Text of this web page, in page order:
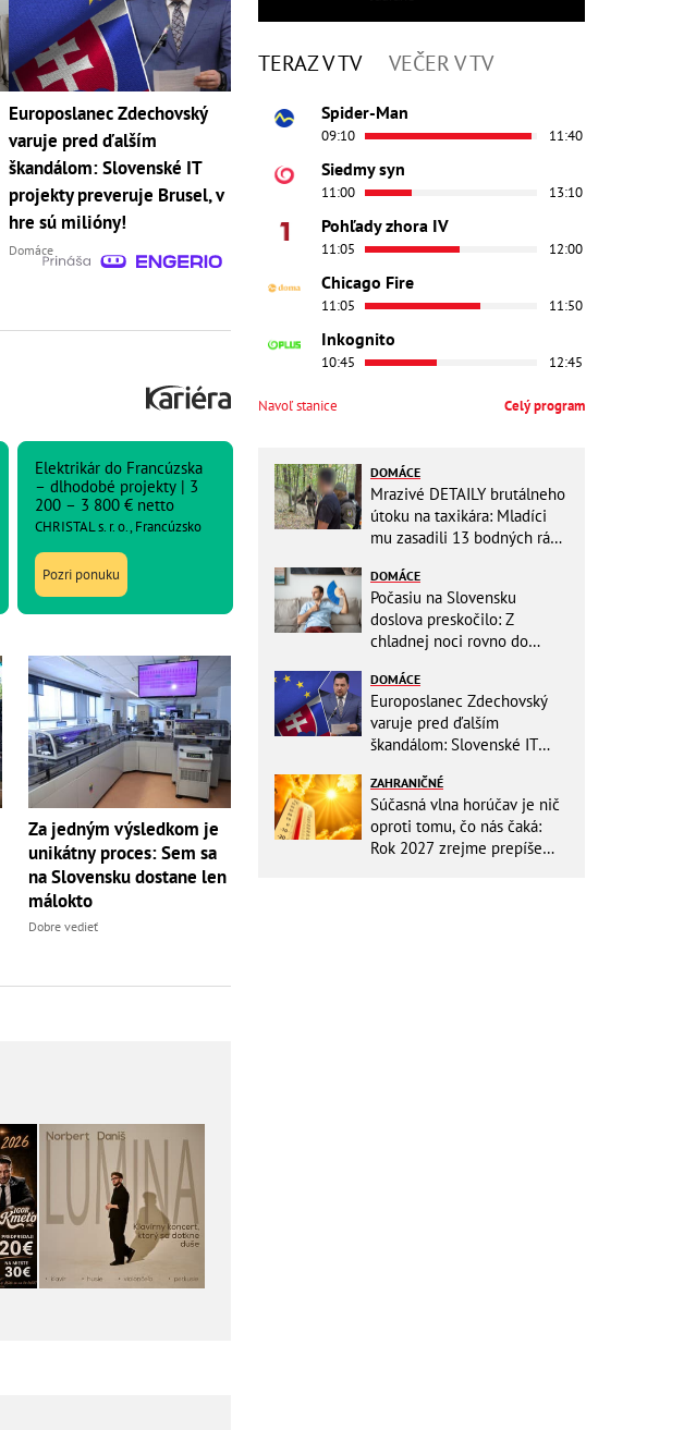
Europoslanec Zdechovský
varuje pred ďalším
škandálom: Slovenské IT
projekty preveruje Brusel, v
hre sú milióny!
Domáce
Elektrikár do Francúzska
– dlhodobé projekty | 3
200 – 3 800 € netto
CHRISTAL s. r. o., Francúzsko
Pozri ponuku
Za jedným výsledkom je
unikátny proces: Sem sa
na Slovensku dostane len
málokto
Dobre vedieť
TERAZ V TV VEČER V TV
Spider-Man
09:10 11:40
Siedmy syn
11:00 13:10
Pohľady zhora IV
11:05 12:00
Chicago Fire
11:05 11:50
Inkognito
10:45 12:45
Navoľ stanice Celý program
DOMÁCE
Mrazivé DETAILY brutálneho
útoku na taxikára: Mladíci
mu zasadili 13 bodných rán!
DOMÁCE
Počasiu na Slovensku
doslova preskočilo: Z
chladnej noci rovno do
výstrahy!
DOMÁCE
Europoslanec Zdechovský
varuje pred ďalším
škandálom: Slovenské IT
hre sú milióny!
ZAHRANIČNÉ
Súčasná vlna horúčav je nič
oproti tomu, čo nás čaká:
Rok 2027 zrejme prepíše